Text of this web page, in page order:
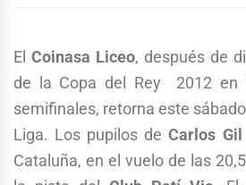
El Coinasa Liceo, después de
de la Copa del Rey 2012 en
semifinales, retorna este
Liga. Los pupilos deCarlos Gil
Cataluña, en el vuelo de las